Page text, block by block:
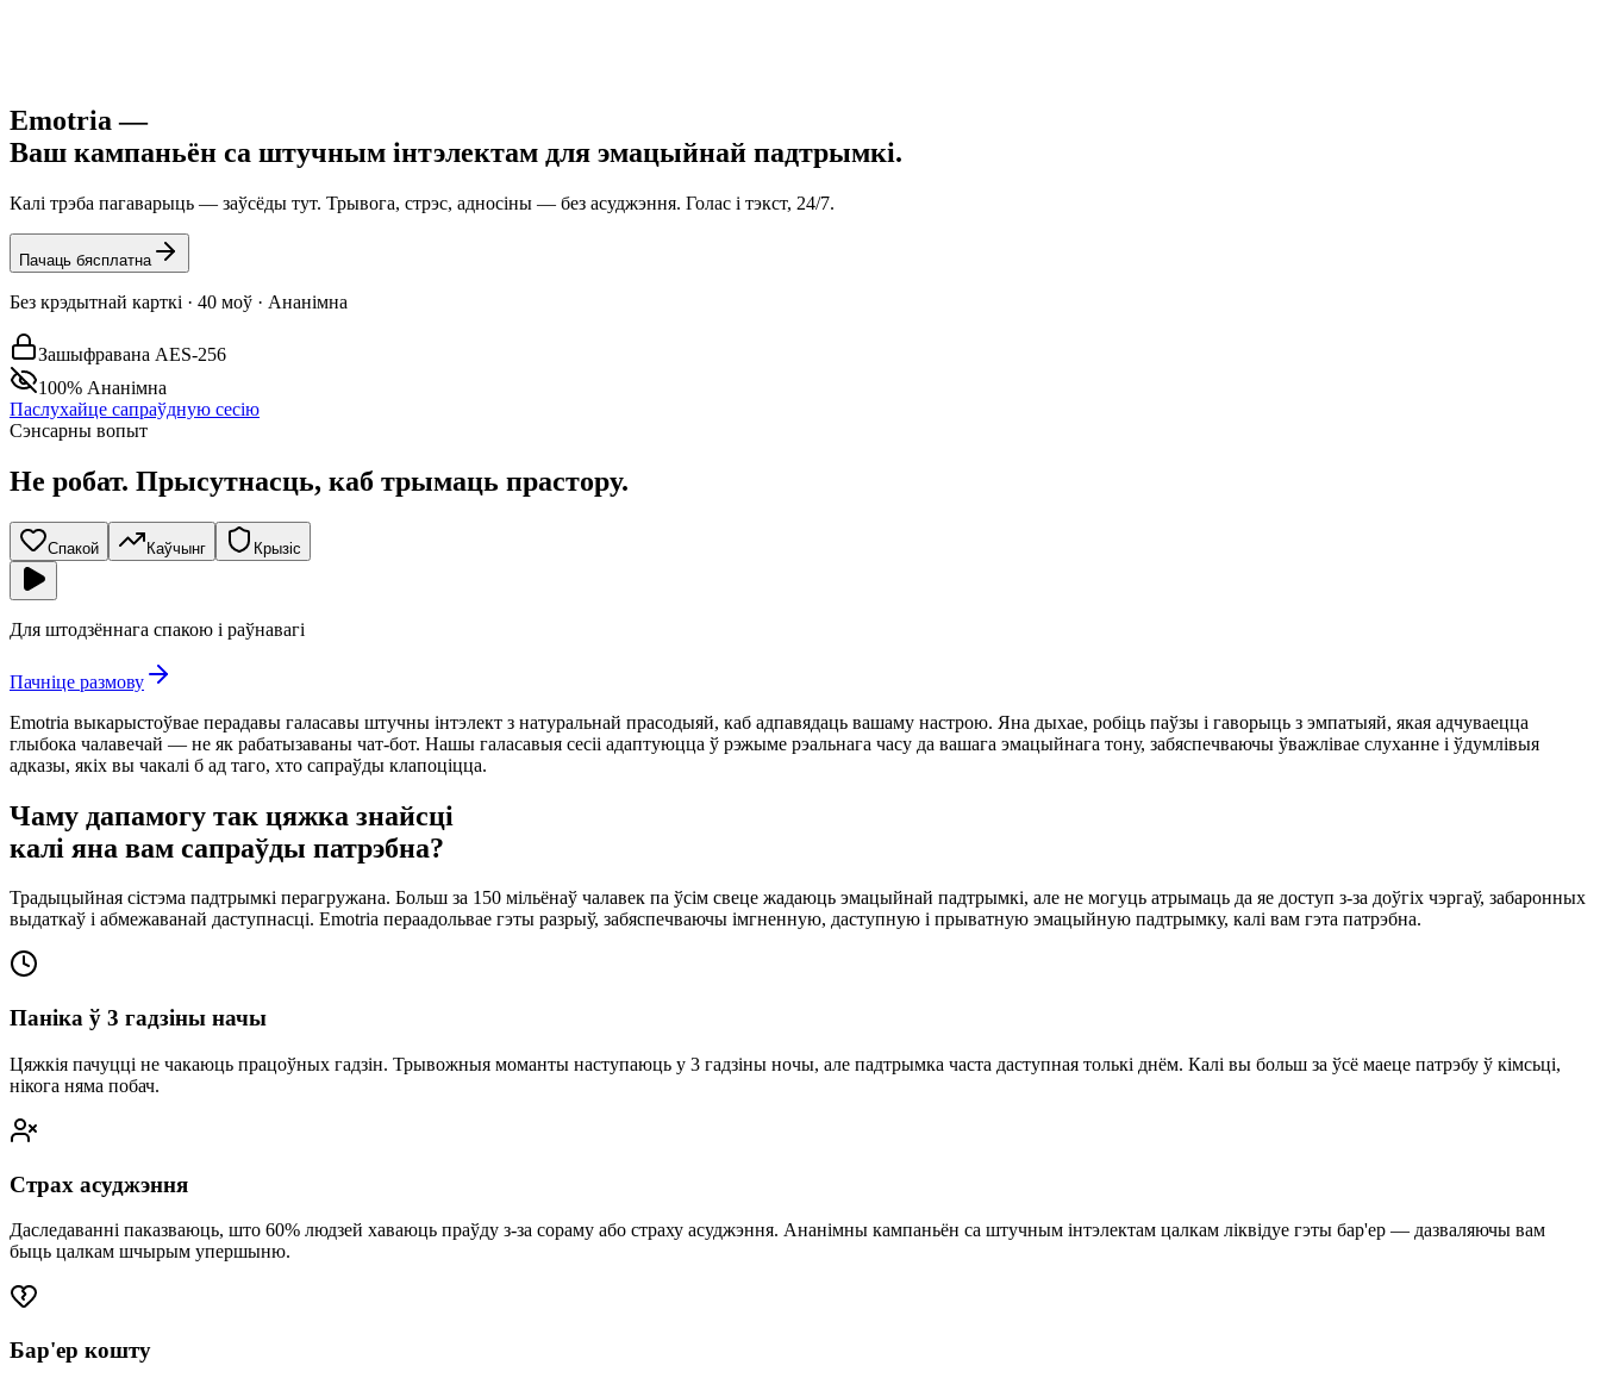
Emotria —
Ваш кампаньён са штучным інтэлектам для эмацыйнай падтрымкі.
Калі трэба пагаварыць — заўсёды тут. Трывога, стрэс, адносіны — без асуджэння. Голас і тэкст, 24/7.
Пачаць бясплатна
Без крэдытнай карткі · 40 моў · Ананімна
Зашыфравана AES-256
100% Ананімна
Паслухайце сапраўдную сесію
Сэнсарны вопыт
Не робат. Прысутнасць, каб трымаць прастору.
Спакой Каўчынг Крызіс
Для штодзённага спакою і раўнавагі
Пачніце размову
Emotria выкарыстоўвае перадавы галасавы штучны інтэлект з натуральнай прасодыяй, каб адпавядаць вашаму настрою. Яна дыхае, робіць паўзы і гаворыць з эмпатыяй, якая адчуваецца
глыбока чалавечай — не як рабатызаваны чат-бот. Нашы галасавыя сесіі адаптуюцца ў рэжыме рэальнага часу да вашага эмацыйнага тону, забяспечваючы ўважлівае слуханне і ўдумлівыя
адказы, якіх вы чакалі б ад таго, хто сапраўды клапоціцца.
Чаму дапамогу так цяжка знайсці
калі яна вам сапраўды патрэбна?
Традыцыйная сістэма падтрымкі перагружана. Больш за 150 мільёнаў чалавек па ўсім свеце жадаюць эмацыйнай падтрымкі, але не могуць атрымаць да яе доступ з-за доўгіх чэргаў, забаронных
выдаткаў і абмежаванай даступнасці. Emotria пераадольвае гэты разрыў, забяспечваючы імгненную, даступную і прыватную эмацыйную падтрымку, калі вам гэта патрэбна.
Паніка ў 3 гадзіны начы
Цяжкія пачуцці не чакаюць працоўных гадзін. Трывожныя моманты наступаюць у 3 гадзіны ночы, але падтрымка часта даступная толькі днём. Калі вы больш за ўсё маеце патрэбу ў кімсьці,
нікога няма побач.
Страх асуджэння
Даследаванні паказваюць, што 60% людзей хаваюць праўду з-за сораму або страху асуджэння. Ананімны кампаньён са штучным інтэлектам цалкам ліквідуе гэты бар'ер — дазваляючы вам
быць цалкам шчырым упершыню.
Бар'ер кошту